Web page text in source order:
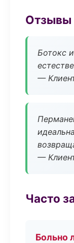
Отзывы
Ботокс
—
—
Часто
Больно